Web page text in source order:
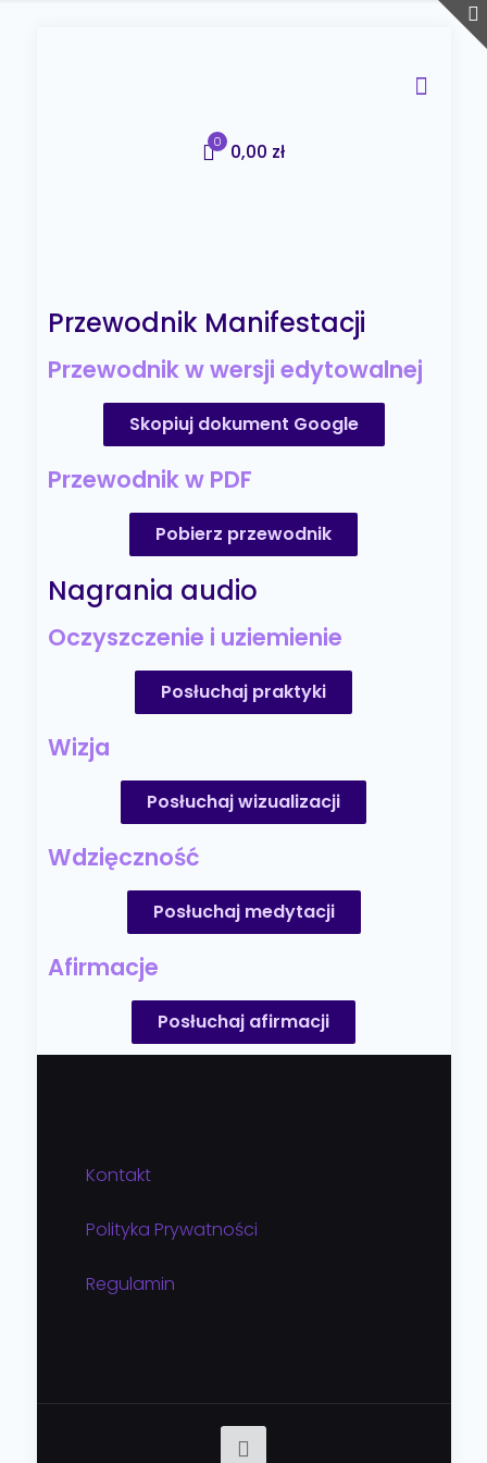
0 0,00 zł
Przewodnik Manifestacji
Przewodnik w wersji edytowalnej
Skopiuj dokument Google
Przewodnik w PDF
Pobierz przewodnik
Nagrania audio
Oczyszczenie i uziemienie
Posłuchaj praktyki
Wizja
Posłuchaj wizualizacji
Wdzięczność
Posłuchaj medytacji
Afirmacje
Posłuchaj afirmacji
Kontakt
Polityka Prywatności
Regulamin